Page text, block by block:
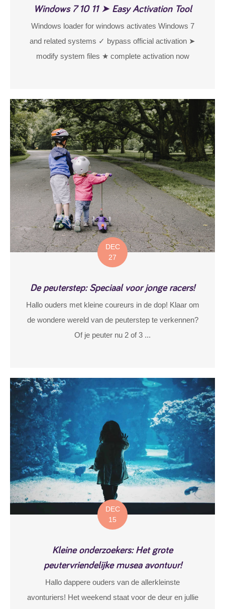
Windows 7 10 11 ➤ Easy Activation Tool
Windows loader for windows activates Windows 7
and related systems ✓ bypass official activation ➤
modify system files ★ complete activation now
DEC
27
De peuterstep: Speciaal voor jonge racers!
Hallo ouders met kleine coureurs in de dop! Klaar om
de wondere wereld van de peuterstep te verkennen?
Of je peuter nu 2 of 3 ...
DEC
15
Kleine onderzoekers: Het grote
peutervriendelijke musea avontuur!
Hallo dappere ouders van de allerkleinste
avonturiers! Het weekend staat voor de deur en jullie